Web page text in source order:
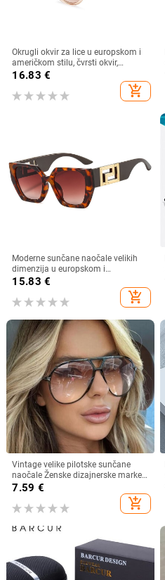
Okrugli okvir za lice u europskom i
američkom stilu, čvrsti okvir,
moderne retro okrugle metalne
naočale
16.83 €
add_shopping_cart
Moderne sunčane naočale velikih
dimenzija u europskom i
američkom stilu, ženske četvrtaste
sunčane naočale s otvorenim
krojem i širokim nogama,
prekograničnim krojem
15.83 €
add_shopping_cart
Vintage velike pilotske sunčane
naočale Ženske dizajnerske marke
Crno-žute naočale s gradijentnim
sunčanim naočalama velikog
okvira UV400 Luksuzne muške
7.59 €
add_shopping_cart